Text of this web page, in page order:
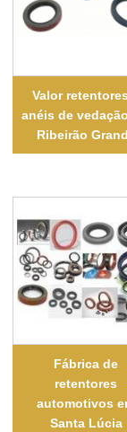
Valor
anéis de
Ribeirão
Fábrica de
retentores
automotivos
Santa Lúcia